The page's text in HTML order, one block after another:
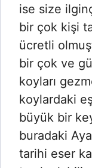
ise size
bir çok kişi
ücretli
bir çok ve
koyları
koylardaki
büyük bir
buradaki
tarihi eser